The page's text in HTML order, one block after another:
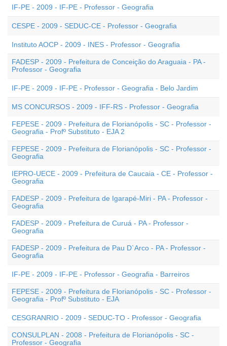
IF-PE - 2009 - IF-PE - Professor - Geografia
CESPE - 2009 - SEDUC-CE - Professor - Geografia
Instituto AOCP - 2009 - INES - Professor - Geografia
FADESP - 2009 - Prefeitura de Conceição do Araguaia - PA -
Professor - Geografia
IF-PE - 2009 - IF-PE - Professor - Geografia - Belo Jardim
MS CONCURSOS - 2009 - IFF-RS - Professor - Geografia
FEPESE - 2009 - Prefeitura de Florianópolis - SC - Professor -
Geografia - Profº Substituto - EJA 2
FEPESE - 2009 - Prefeitura de Florianópolis - SC - Professor -
Geografia
IEPRO-UECE - 2009 - Prefeitura de Caucaia - CE - Professor -
Geografia
FADESP - 2009 - Prefeitura de Igarapé-Miri - PA - Professor -
Geografia
FADESP - 2009 - Prefeitura de Curuá - PA - Professor -
Geografia
FADESP - 2009 - Prefeitura de Pau D`Arco - PA - Professor -
Geografia
IF-PE - 2009 - IF-PE - Professor - Geografia - Barreiros
FEPESE - 2009 - Prefeitura de Florianópolis - SC - Professor -
Geografia - Profº Substituto - EJA
CESGRANRIO - 2009 - SEDUC-TO - Professor - Geografia
CONSULPLAN - 2008 - Prefeitura de Florianópolis - SC -
Professor - Geografia